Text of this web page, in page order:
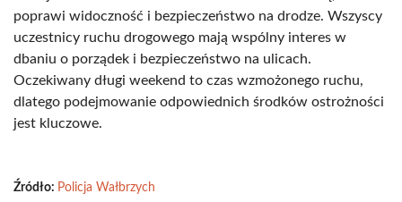
poprawi widoczność i bezpieczeństwo na drodze. Wszyscy
uczestnicy ruchu drogowego mają wspólny interes w
dbaniu o porządek i bezpieczeństwo na ulicach.
Oczekiwany długi weekend to czas wzmożonego ruchu,
dlatego podejmowanie odpowiednich środków ostrożności
jest kluczowe.
Źródło: Policja Wałbrzych